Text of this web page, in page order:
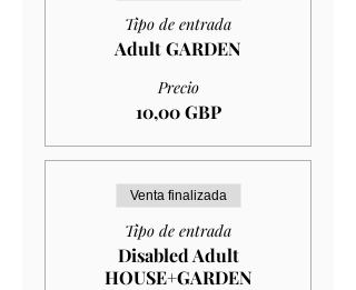
Tipo de entrada
Adult GARDEN
Precio
10,00 GBP
Venta finalizada
Tipo de entrada
Disabled Adult
HOUSE+GARDEN